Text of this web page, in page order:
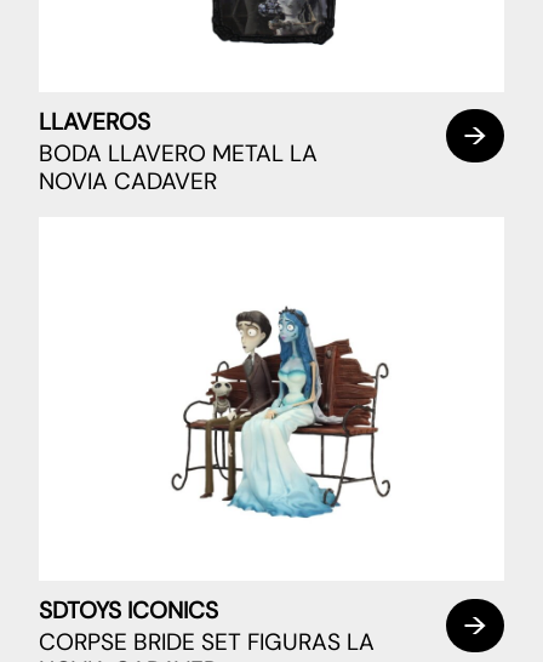
LLAVEROS
BODA LLAVERO METAL LA
NOVIA CADAVER
SDTOYS ICONICS
CORPSE BRIDE SET FIGURAS LA